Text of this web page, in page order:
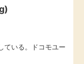
ている。ドコモユー